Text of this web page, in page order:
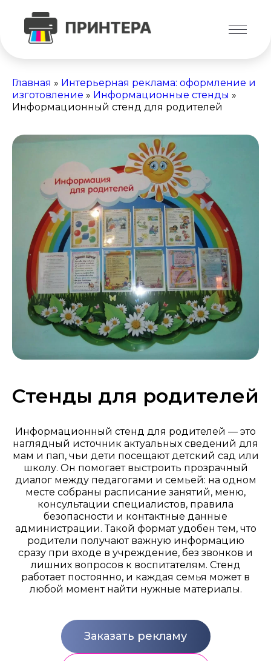
Главная » Интерьерная реклама: оформление и
изготовление » Информационные стенды »
Информационный стенд для родителей
Стенды для родителей
Информационный стенд для родителей — это
наглядный источник актуальных сведений для
мам и пап, чьи дети посещают детский сад или
школу. Он помогает выстроить прозрачный
диалог между педагогами и семьей: на одном
месте собраны расписание занятий, меню,
консультации специалистов, правила
безопасности и контактные данные
администрации. Такой формат удобен тем, что
родители получают важную информацию
сразу при входе в учреждение, без звонков и
лишних вопросов к воспитателям. Стенд
работает постоянно, и каждая семья может в
любой момент найти нужные материалы.
Заказать рекламу